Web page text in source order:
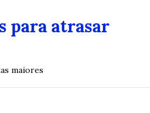
para atrasar
maiores